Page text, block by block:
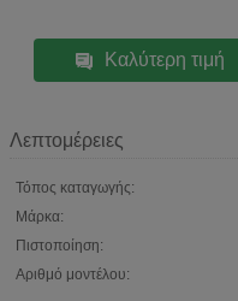
Καλύτερη τιμή
Λεπτομέρειες
Τόπος καταγωγής:
Μάρκα:
Πιστοποίηση:
Αριθμό μοντέλου: